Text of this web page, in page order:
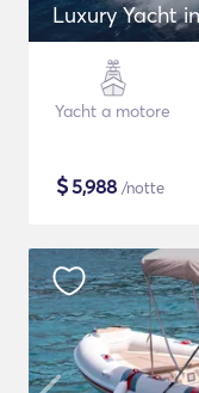
Luxury Yacht
Yacht a motore
$5,988 /notte